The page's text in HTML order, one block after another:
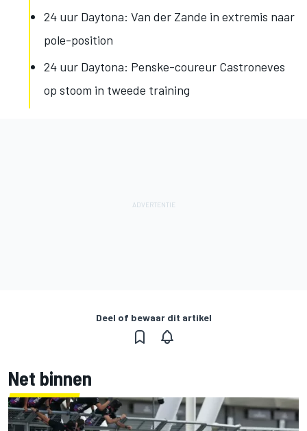
24 uur Daytona: Van der Zande in extremis naar
pole-position
24 uur Daytona: Penske-coureur Castroneves
op stoom in tweede training
Deel of bewaar dit artikel
Net binnen